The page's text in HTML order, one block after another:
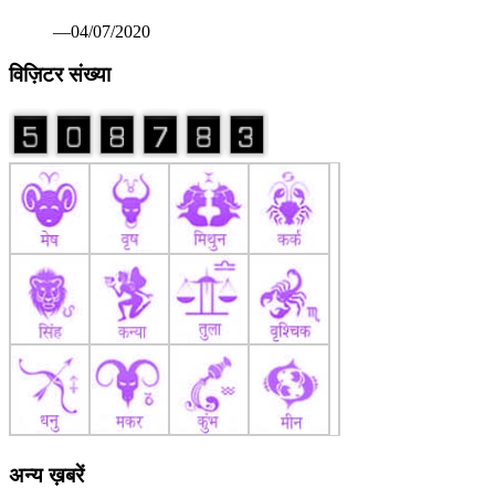
—04/07/2020
विज़िटर संख्या
अन्य ख़बरें